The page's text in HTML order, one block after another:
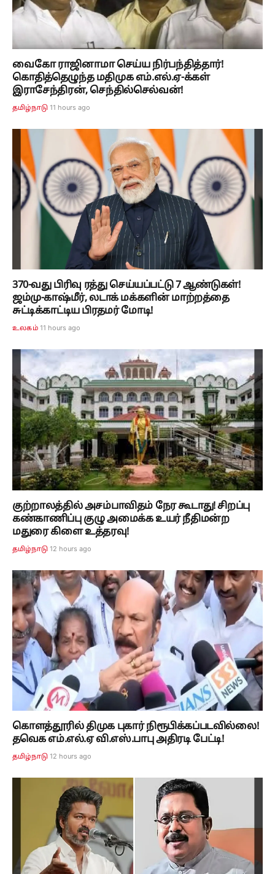
வைகோ ராஜினாமா செய்ய நிர்பந்தித்தார்!
கொதித்தெழுந்த மதிமுக எம்.எல்.ஏ-க்கள்
இராசேந்திரன், செந்தில்செல்வன்!
தமிழ்நாடு 11 hours ago
370-வது பிரிவு ரத்து செய்யப்பட்டு 7 ஆண்டுகள்!
ஜம்மு-காஷ்மீர், லடாக் மக்களின் மாற்றத்தை
சுட்டிக்காட்டிய பிரதமர் மோடி!
உலகம் 11 hours ago
குற்றாலத்தில் அசம்பாவிதம் நேர கூடாது! சிறப்பு
கண்காணிப்பு குழு அமைக்க உயர் நீதிமன்ற
மதுரை கிளை உத்தரவு!
தமிழ்நாடு 12 hours ago
கொளத்தூரில் திமுக புகார் நிரூபிக்கப்படவில்லை!
தவெக எம்.எல்.ஏ வி.எஸ்.பாபு அதிரடி பேட்டி!
தமிழ்நாடு 12 hours ago